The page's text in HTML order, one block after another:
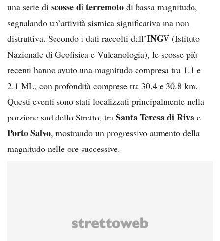
una serie di scosse di terremoto di bassa magnitudo,
segnalando un’attività sismica significativa ma non
distruttiva. Secondo i dati raccolti dall’INGV (Istituto
Nazionale di Geofisica e Vulcanologia), le scosse più
recenti hanno avuto una magnitudo compresa tra 1.1 e
2.1 ML, con profondità comprese tra 30.4 e 30.8 km.
Questi eventi sono stati localizzati principalmente nella
porzione sud dello Stretto, tra Santa Teresa di Riva e
Porto Salvo, mostrando un progressivo aumento della
magnitudo nelle ore successive.